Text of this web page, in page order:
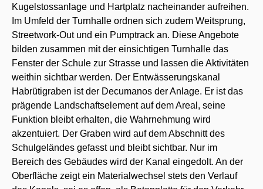
Kugelstossanlage und Hartplatz nacheinander aufreihen.
Im Umfeld der Turnhalle ordnen sich zudem Weitsprung,
Streetwork-Out und ein Pumptrack an. Diese Angebote
bilden zusammen mit der einsichtigen Turnhalle das
Fenster der Schule zur Strasse und lassen die Aktivitäten
weithin sichtbar werden. Der Entwässerungskanal
Habrütigraben ist der Decumanos der Anlage. Er ist das
prägende Landschaftselement auf dem Areal, seine
Funktion bleibt erhalten, die Wahrnehmung wird
akzentuiert. Der Graben wird auf dem Abschnitt des
Schulgeländes gefasst und bleibt sichtbar. Nur im
Bereich des Gebäudes wird der Kanal eingedolt. An der
Oberfläche zeigt ein Materialwechsel stets den Verlauf